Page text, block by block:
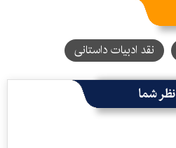
نقد ادبیات داستانی
نظر شما